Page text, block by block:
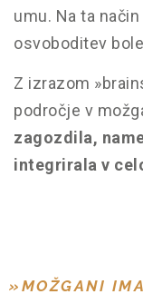
umu. Na ta
osvoboditev
Z izrazom
področje v
zagozdila,
integrirala v
»MOŽGANI